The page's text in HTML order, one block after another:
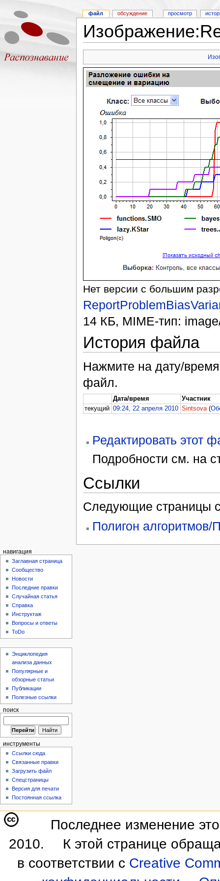
Нет версии с большим
14 КБ, MIME-тип:
История файла
Нажмите на дату/
файл.
Дата/время
Участник
текущий 09:24, 22 апреля 2010 Sintsova(
Редактировать этот
Подробности см. на
Ссылки
Следующие страницы
Полигон алгоритмов/
файл обсуждение просмотр
навигация
Заглавная страница
Сообщество
Новости
Последние правки
Случайная статья
Справка
Инструктаж
Вопросы и ответы
ToDo
Энциклопедия
анализа данных
Популярные и
обзорные статьи
Публикации
Полезные ссылки
поиск
инструменты
Ссылки сюда
Связанные правки
Загрузить файл
Спецстраницы
Версия для печати
Постоянная ссылка
Последнее изменение
2010.
К этой странице
в соответствии с Creative